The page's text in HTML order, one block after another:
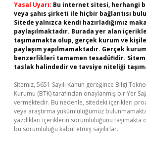
Yasal Uyarı: Bu internet sitesi, herhangi
veya şahıs şirketi ile hiçbir bağlantısı
Sitede yalnızca kendi hazırladığımız
paylaşılmaktadır. Burada yer alan
taşımamakta olup, gerçek kurum ve
paylaşım yapılmamaktadır. Gerçek
benzerlikleri tamamen tesadüfidir.
taslak halindedir ve tavsiye niteliği
Sitemiz, 5651 Sayılı Kanun gereğince Bilgi
Kurumu (BTK) tarafından onaylanmış bir Yer
vermektedir. Bu nedenle, sitedeki içerikleri
veya araştırma yükümlülüğümüz
yazdıkları içeriklerin sorumluluğunu taşımakta
bu sorumluluğu kabul etmiş sayılırlar.